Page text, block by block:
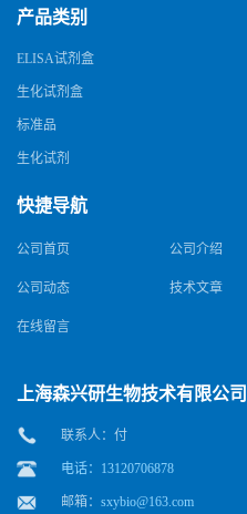
产品类别
ELISA试剂盒
生化试剂盒
标准品
生化试剂
快捷导航
公司首页 公司介绍
公司动态 技术文章
在线留言
上海森兴研生物技术有限公司
联系人：付
电话：13120706878
邮箱： sxybio@163.com